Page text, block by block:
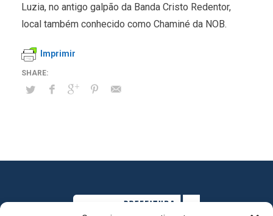
Luzia, no antigo galpão da Banda Cristo Redentor,
local também conhecido como Chaminé da NOB.
Imprimir